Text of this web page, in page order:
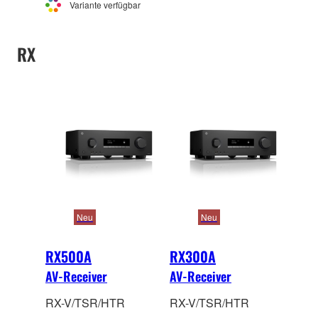
Variante verfügbar
RX
RX500A
AV-Receiver
Neu
RX-V/TSR/HTR
RX300A
AV-Receiver
Neu
RX-V/TSR/HTR